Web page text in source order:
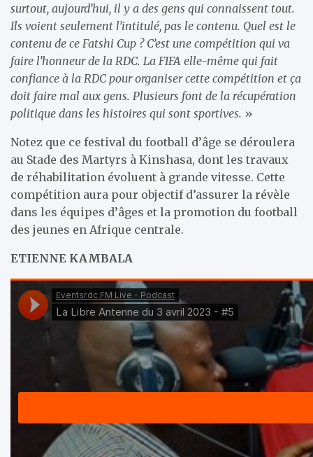
surtout, aujourd’hui, il y a des gens qui connaissent tout.
Ils voient seulement l’intitulé, pas le contenu. Quel est le
contenu de ce Fatshi Cup ? C’est une compétition qui va
faire l’honneur de la RDC. La FIFA elle-même qui fait
confiance à la RDC pour organiser cette compétition et ça
doit faire mal aux gens. Plusieurs font de la récupération
politique dans les histoires qui sont sportives. »
Notez que ce festival du football d’âge se déroulera
au Stade des Martyrs à Kinshasa, dont les travaux
de réhabilitation évoluent à grande vitesse. Cette
compétition aura pour objectif d’assurer la révèle
dans les équipes d’âges et la promotion du football
des jeunes en Afrique centrale.
ETIENNE KAMBALA